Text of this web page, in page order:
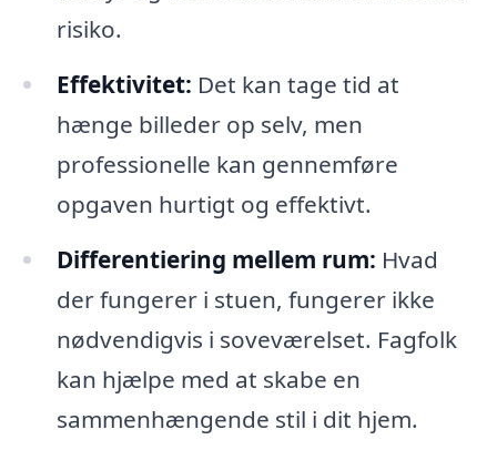
risiko.
Effektivitet: Det kan tage tid at
hænge billeder op selv, men
professionelle kan gennemføre
opgaven hurtigt og effektivt.
Differentiering mellem rum: Hvad
der fungerer i stuen, fungerer ikke
nødvendigvis i soveværelset. Fagfolk
kan hjælpe med at skabe en
sammenhængende stil i dit hjem.